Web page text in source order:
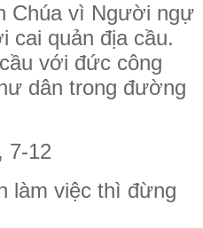
Chúa vì Người ngự
quản địa cầu.
với đức công
dân trong đường
7-12
làm việc thì đừng